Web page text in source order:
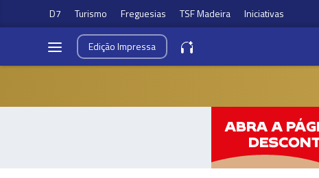
D7 Turismo Freguesias TSF Madeira Iniciativas
EdiçãoImpressa